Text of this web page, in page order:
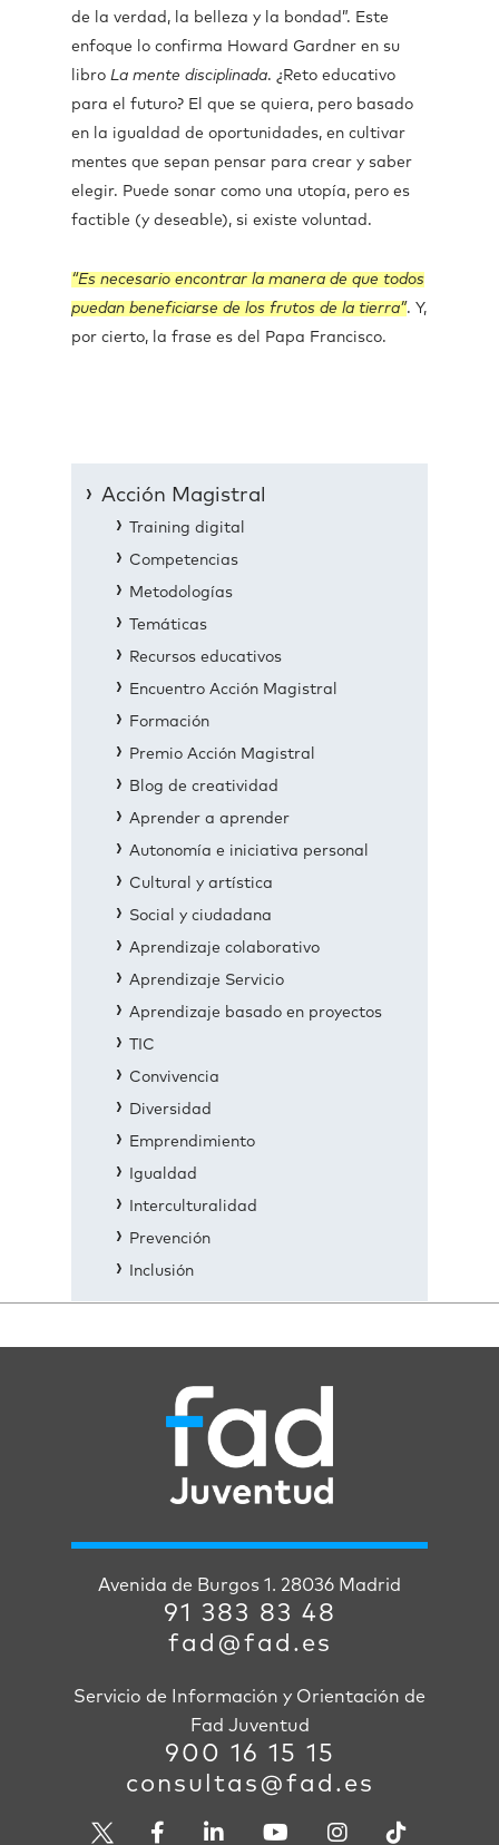
de la verdad, la belleza y la bondad”. Este
enfoque lo confirma Howard Gardner en su
libro La mente disciplinada. ¿Reto educativo
para el futuro? El que se quiera, pero basado
en la igualdad de oportunidades, en cultivar
mentes que sepan pensar para crear y saber
elegir. Puede sonar como una utopía, pero es
factible (y deseable), si existe voluntad.
“Es necesario encontrar la manera de que todos
puedan beneficiarse de los frutos de la tierra”. Y,
por cierto, la frase es del Papa Francisco.
Acción Magistral
Training digital
Competencias
Metodologías
Temáticas
Recursos educativos
Encuentro Acción Magistral
Formación
Premio Acción Magistral
Blog de creatividad
Aprender a aprender
Autonomía e iniciativa personal
Cultural y artística
Social y ciudadana
Aprendizaje colaborativo
Aprendizaje Servicio
Aprendizaje basado en proyectos
TIC
Convivencia
Diversidad
Emprendimiento
Igualdad
Interculturalidad
Prevención
Inclusión
Avenida de Burgos 1. 28036 Madrid
91 383 83 48
fad@fad.es
Servicio de Información y Orientación de
Fad Juventud
900 16 15 15
consultas@fad.es